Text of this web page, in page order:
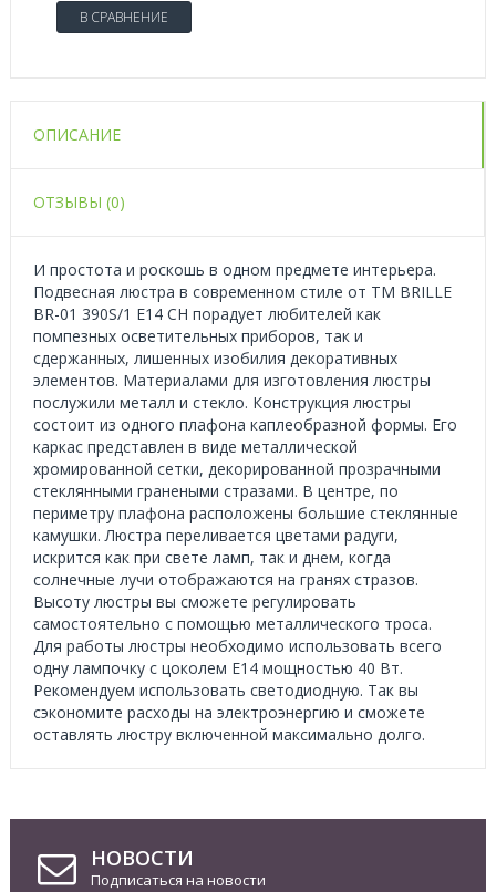
В СРАВНЕНИЕ
ОПИСАНИЕ
ОТЗЫВЫ (0)
И простота и роскошь в одном предмете интерьера.
Подвесная люстра в современном стиле от ТМ BRILLE
BR-01 390S/1 E14 CH порадует любителей как
помпезных осветительных приборов, так и
сдержанных, лишенных изобилия декоративных
элементов. Материалами для изготовления люстры
послужили металл и стекло. Конструкция люстры
состоит из одного плафона каплеобразной формы. Его
каркас представлен в виде металлической
хромированной сетки, декорированной прозрачными
стеклянными гранеными стразами. В центре, по
периметру плафона расположены большие стеклянные
камушки. Люстра переливается цветами радуги,
искрится как при свете ламп, так и днем, когда
солнечные лучи отображаются на гранях стразов.
Высоту люстры вы сможете регулировать
самостоятельно с помощью металлического троса.
Для работы люстры необходимо использовать всего
одну лампочку с цоколем Е14 мощностью 40 Вт.
Рекомендуем использовать светодиодную. Так вы
сэкономите расходы на электроэнергию и сможете
оставлять люстру включенной максимально долго.
НОВОСТИ
Подписаться на новости